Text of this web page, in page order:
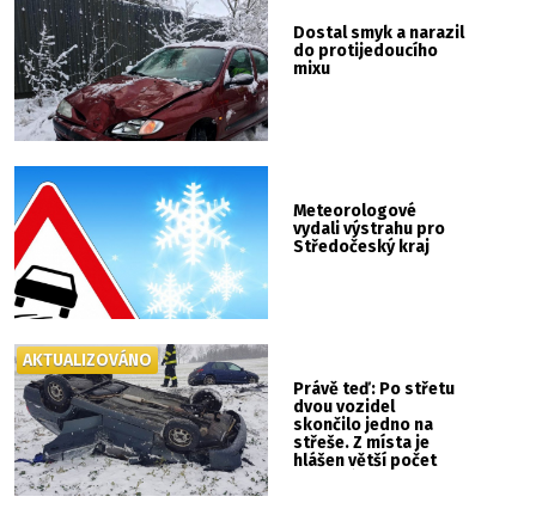
Dostal smyk a narazil
do protijedoucího
mixu
Meteorologové
vydali výstrahu pro
Středočeský kraj
Právě teď: Po střetu
dvou vozidel
skončilo jedno na
střeše. Z místa je
hlášen větší počet
AKTUALIZOVÁNO